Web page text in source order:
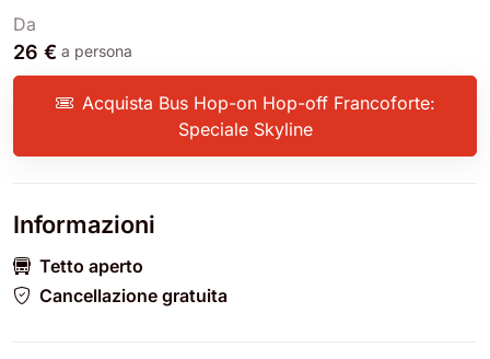
Da
26 € a persona
Acquista Bus Hop-on Hop-off Francoforte:
Speciale Skyline
Informazioni
Tetto aperto
Cancellazione gratuita